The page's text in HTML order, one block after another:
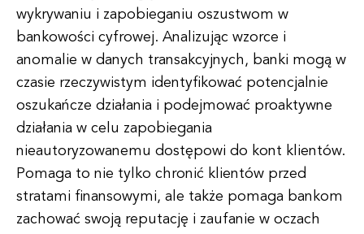
wykrywaniu i zapobieganiu oszustwom w
bankowości cyfrowej. Analizując wzorce i
anomalie w danych transakcyjnych, banki mogą w
czasie rzeczywistym identyfikować potencjalnie
oszukańcze działania i podejmować proaktywne
działania w celu zapobiegania
nieautoryzowanemu dostępowi do kont klientów.
Pomaga to nie tylko chronić klientów przed
stratami finansowymi, ale także pomaga bankom
zachować swoją reputację i zaufanie w oczach